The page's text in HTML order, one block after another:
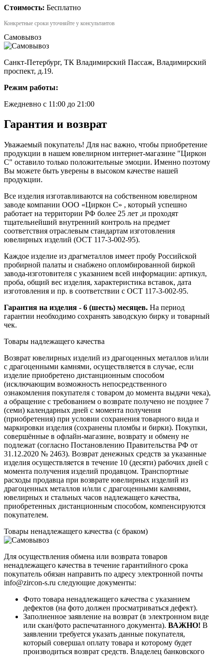
Стоимость: Бесплатно
Конкретные сроки уточняйте у консультантов
Самовывоз
Санкт-Петербург, ТК Владимирский Пассаж, Владимирский
проспект, д.19.
Режим работы:
Ежедневно с 11:00 до 21:00
Гарантия и возврат
Уважаемый покупатель! Для нас важно, чтобы приобретение
продукции в нашем ювелирном интернет-магазине "Циркон
С" оставило только положительные эмоции. Именно поэтому
Вы можете быть уверены в высоком качестве нашей
продукции.
Все изделия изготавливаются на собственном ювелирном
заводе компании ООО «Циркон С» , который успешно
работает на территории РФ более 25 лет ,и проходят
тщательнейший внутренний контроль на предмет
соответствия отраслевым стандартам изготовления
ювелирных изделий (ОСТ 117-3-002-95).
Каждое изделие из драгметаллов имеет пробу Российской
пробирной палаты и снабжено опломбированной биркой
завода-изготовителя с указанием всей информации: артикул,
проба, общий вес изделия, характеристика вставок, дата
изготовления и пр. в соответствии с ОСТ 117-3-002-95.
Гарантия на изделия - 6 (шесть) месяцев. На период
гарантии необходимо сохранять заводскую бирку и товарный
чек.
Товары надлежащего качества
Возврат ювелирных изделий из драгоценных металлов и/или
с драгоценными камнями, осуществляется в случае, если
изделие приобретено дистанционным способом
(исключающим возможность непосредственного
ознакомления покупателя с товаром до момента выдачи чека),
а обращение с требованием о возврате получено не позднее 7
(семи) календарных дней с момента получения
(приобретения) при условии сохранения товарного вида и
маркировки изделия (сохранены пломбы и бирки). Покупки,
совершённые в офлайн-магазине, возврату и обмену не
подлежат (согласно Постановлению Правительства РФ от
31.12.2020 № 2463). Возврат денежных средств за указанные
изделия осуществляется в течение 10 (десяти) рабочих дней с
момента получения изделий продавцом. Транспортные
расходы продавца при возврате ювелирных изделий из
драгоценных металлов и/или с драгоценными камнями,
ювелирных и стальных часов надлежащего качества,
приобретенных дистанционным способом, компенсируются
покупателем.
Товары ненадлежащего качества (с браком)
Для осуществления обмена или возврата товаров
ненадлежащего качества в течение гарантийного срока
покупатель обязан направить по адресу электронной почты
info@zircon-s.ru следующие документы:
Фото товара ненадлежащего качества с указанием
дефектов (на фото должен просматриваться дефект).
Заполненное заявление на возврат (в электронном виде
или скан/фото распечатанного документа). ВАЖНО! В
заявлении требуется указать данные покупателя,
который совершал оплату товара и которому будет
производиться возврат средств. Владелец банковского